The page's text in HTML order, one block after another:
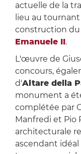
actuelle de la
lieu au tournant
construction du
Emanuele II.
L'œuvre de
concours,
d'Altare della
monument a
complétée par
Manfredi et Pio
architecturale
ascendant idéal